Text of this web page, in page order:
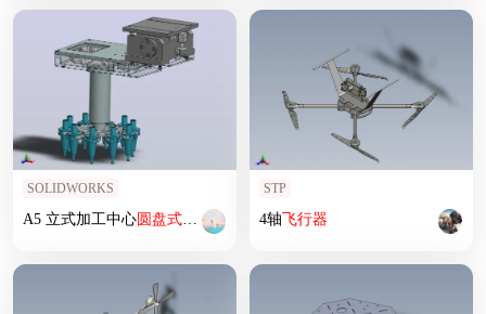
SOLIDWORKS
A5 立式加工中心圆盘式刀库
STP
4轴飞行器